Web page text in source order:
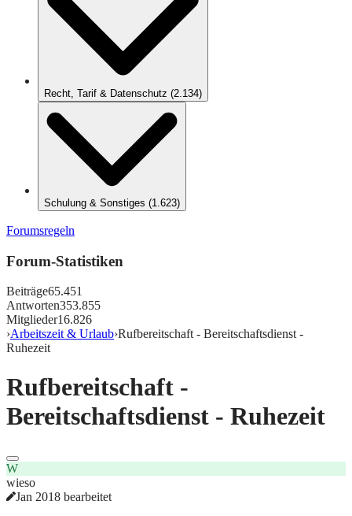
Recht, Tarif & Datenschutz (2.134)
Schulung & Sonstiges (1.623)
Forumsregeln
Forum-Statistiken
Beiträge65.451
Antworten353.855
Mitglieder16.826
›Arbeitszeit & Urlaub›Rufbereitschaft - Bereitschaftsdienst -
Ruhezeit
Rufbereitschaft -
Bereitschaftsdienst - Ruhezeit
W
wieso
Jan 2018 bearbeitet